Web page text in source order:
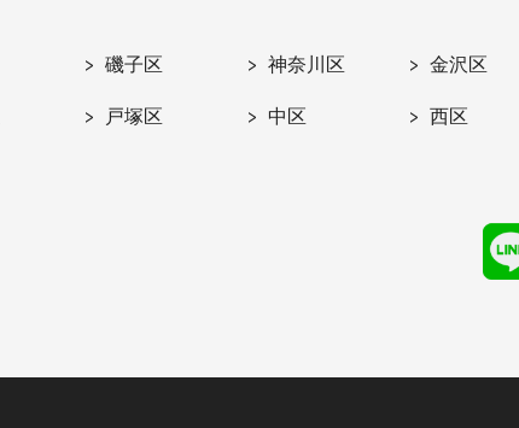
磯子区 神奈川区 金沢区
戸塚区 中区 西区